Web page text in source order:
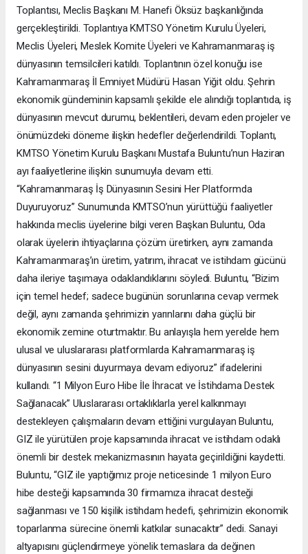
Toplantısı, Meclis Başkanı M. Hanefi Öksüz başkanlığında
gerçekleştirildi. Toplantıya KMTSO Yönetim Kurulu Üyeleri,
Meclis Üyeleri, Meslek Komite Üyeleri ve Kahramanmaraş iş
dünyasının temsilcileri katıldı. Toplantının özel konuğu ise
Kahramanmaraş İl Emniyet Müdürü Hasan Yiğit oldu. Şehrin
ekonomik gündeminin kapsamlı şekilde ele alındığı toplantıda, iş
dünyasının mevcut durumu, beklentileri, devam eden projeler ve
önümüzdeki döneme ilişkin hedefler değerlendirildi. Toplantı,
KMTSO Yönetim Kurulu Başkanı Mustafa Buluntu’nun Haziran
ayı faaliyetlerine ilişkin sunumuyla devam etti.
“Kahramanmaraş İş Dünyasının Sesini Her Platformda
Duyuruyoruz” Sunumunda KMTSO’nun yürüttüğü faaliyetler
hakkında meclis üyelerine bilgi veren Başkan Buluntu, Oda
olarak üyelerin ihtiyaçlarına çözüm üretirken, aynı zamanda
Kahramanmaraş’ın üretim, yatırım, ihracat ve istihdam gücünü
daha ileriye taşımaya odaklandıklarını söyledi. Buluntu, “Bizim
için temel hedef; sadece bugünün sorunlarına cevap vermek
değil, aynı zamanda şehrimizin yarınlarını daha güçlü bir
ekonomik zemine oturtmaktır. Bu anlayışla hem yerelde hem
ulusal ve uluslararası platformlarda Kahramanmaraş iş
dünyasının sesini duyurmaya devam ediyoruz” ifadelerini
kullandı. “1 Milyon Euro Hibe İle İhracat ve İstihdama Destek
Sağlanacak” Uluslararası ortaklıklarla yerel kalkınmayı
destekleyen çalışmaların devam ettiğini vurgulayan Buluntu,
GIZ ile yürütülen proje kapsamında ihracat ve istihdam odaklı
önemli bir destek mekanizmasının hayata geçirildiğini kaydetti.
Buluntu, “GIZ ile yaptığımız proje neticesinde 1 milyon Euro
hibe desteği kapsamında 30 firmamıza ihracat desteği
sağlanması ve 150 kişilik istihdam hedefi, şehrimizin ekonomik
toparlanma sürecine önemli katkılar sunacaktır” dedi. Sanayi
altyapısını güçlendirmeye yönelik temaslara da değinen